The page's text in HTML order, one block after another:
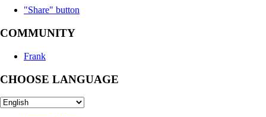
"Share" button
COMMUNITY
Frank
CHOOSE LANGUAGE